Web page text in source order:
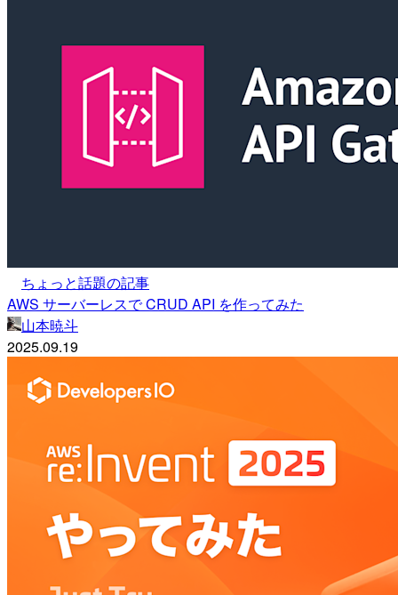
ちょっと話題の記事
AWS サーバーレスで CRUD API を作ってみた
山本暁斗
2025.09.19